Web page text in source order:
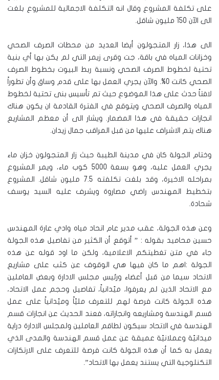
على تكلفة المشروع وقال انه التكلفة الاجمالية للمشروع بلغت
الى الآن 150 مليون شاقل.
الى هذا، زار المتجولون أيضا العديد من محطات الصرف الصحي
وخزانات المياه في باقة، جت وقرى زيمر التي لم يكن بها أي بنية
تحتية لخطوط الصرف الصحي ونسبة ربط البيوت بخطوط الصرف
الصحي كانت 0%. والآن يجري العمل بها على قدم وساق وأن تطوراً
لافتاً حدث على هذا الموضوع حيث تم تأسيس بنى تحتية لخطوط
المياه والصرف الصحي ويتوقع في الفترة القادمة ان يكون هناك
انجازات حقيقة في هذا المضمار. ويشار الى أن معظم المشاريع
هناك يتم الاشراف عليها من قبل المراقب جمال زيدان.
وختام الجولة كان في مدينة الطيبة حيث زار المتجولون خزان ماء
يجري العمل عليه، وهو بسعة 5000 كوب ماء، ويمر المشروع
بمراحله الاخيرة، وقد بلغت تكلفته 7.5 مليون شاقل. المشروع
بتخطيط المهندس راضي مصاروة ويشرف عليه السيد يوسف
شحادة.
وعن هذه الجولة، عقب مدير عام اتحاد مياه وادي عارة المهندس
حسين محاميد بقوله : ” أتوقع أن الكثير من تفاصيل هذه الجولة
جاء في متن تغطيتكم الاعلامية، ولكن ما اود قوله عن هذه
الجولة :اهم ما كان فيها هي الوقوف عن كثب على مشاريع
الاتحاد سيما من قبل أعضاء ورئيس مجلس الادارة وبعض العاملين
مع الاتحاد الذين لم يعرفوا، ميّدانياً، تفاصيل وحجم عمل الاتحاد،
هذه الجولة كانت فرصة لهم للتعرف مليّاً وميّدانياً على عمل
قسم الهندسة ومشاريعه وانجازاته، فعند الحديث عن انجازات قسم
الهندسة في الاتحاد سيكون لطاقم العاملين ولمجلس الادارة دراية
ميدانيّة وعملانيّة عميقة عن عمل قسم الهندسة والمدى الذي
يعمل به كما أن هذه الجولة كانت فرصة للتعرف على الارتكازات
التكنلوجية التي يستند يعمل بها الاتحاد”.